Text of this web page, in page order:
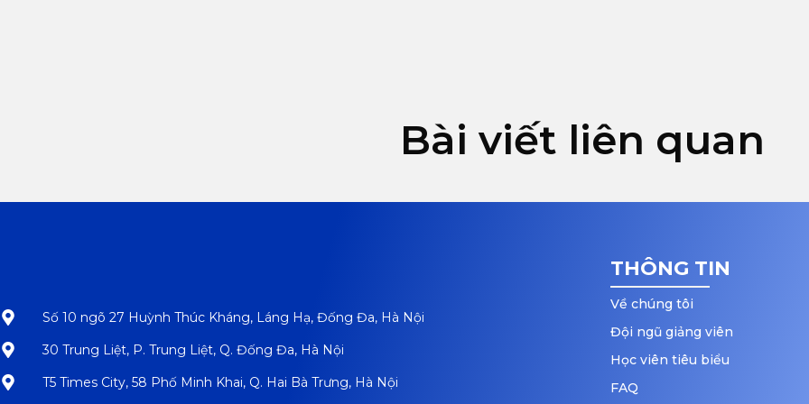
Bài viết liên quan
Số 10 ngõ 27 Huỳnh Thúc Kháng, Láng Hạ, Đống Đa, Hà Nội
30 Trung Liệt, P. Trung Liệt, Q. Đống Đa, Hà Nội
T5 Times City, 58 Phố Minh Khai, Q. Hai Bà Trưng, Hà Nội
THÔNG TIN
Về chúng tôi
Đội ngũ giảng viên
Học viên tiêu biểu
FAQ